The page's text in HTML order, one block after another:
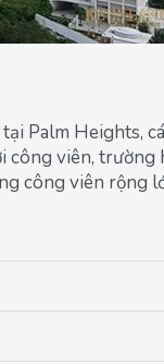
Palm Heights,
công viên, trường
công viên rộng